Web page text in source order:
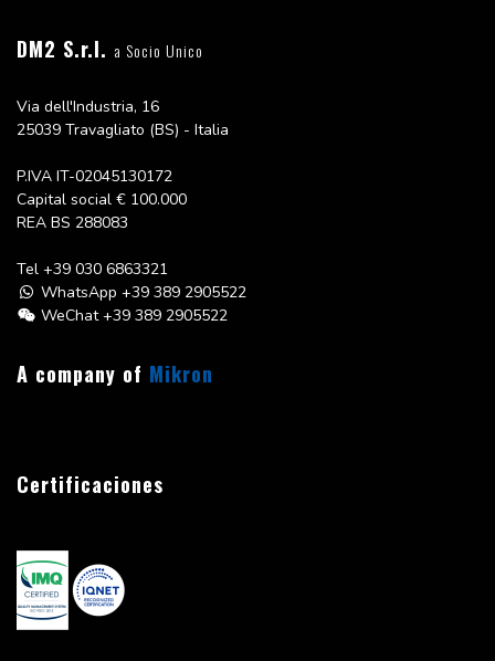
DM2 S.r.l. a Socio Unico
Via dell'Industria, 16
25039 Travagliato (BS) - Italia
P.IVA IT-02045130172
Capital social € 100.000
REA BS 288083
Tel +39 030 6863321
WhatsApp +39 389 2905522
WeChat +39 389 2905522
A company of Mikron
Certificaciones